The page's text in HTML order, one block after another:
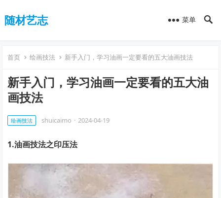
随材艺志 菜单
首页 绘画技法 新手入门，学习油画一定要看的五大油画技法
新手入门，学习油画一定要看的五大油
画技法
绘画技法 shuicaimo · 2024-04-19
1.油画技法之印压法